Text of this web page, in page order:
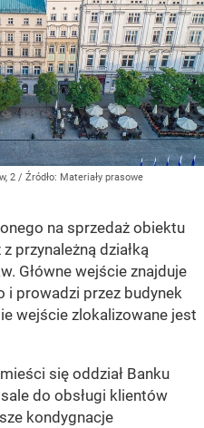
2 / Źródło: Materiały prasowe
na sprzedaż obiektu
przynależną działką
Główne wejście znajduje
i prowadzi przez budynek
wejście zlokalizowane jest
się oddział Banku
do obsługi klientów
kondygnacje